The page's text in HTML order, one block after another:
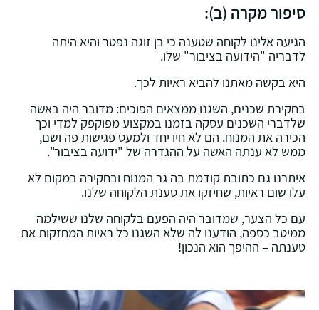
סיפור מקרה (ב):
הגיעה אלינו לקוחה שטענה כי בן זוגה נפטר והיא היתה
לדבריה "הידועה בציבור" שלו.
היא בקשה מאתנו להביא ראיות לכך.
בחקירת שכנים, השגנו ממצאים הפוכים: מדובר היה באשה
שלדברי השכנים עסקה בזמנו במקצוע מפוקפק למדי וכך
הכירה את המנוח. הם לא חיו יחד ולמעט פגישות פה ושם,
ממש לא ענתה האשה על ההגדרה של "ידועה בציבור".
איתרנו גם כתובת קודמת בה גר המנוח ובחקירה במקום לא
עלו שום ראיות, שחיזקו את טענת הלקוחה שלנו.
עם כל הצער, שמדובר היה הפעם בלקוחה שלנו ששילמה
ממיטב כספה, הודענו לה שלא השגנו כל ראיות המחזקות את
טענתה – ההיפך הוא הנכון!